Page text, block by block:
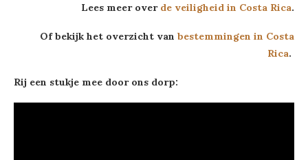
Lees meer over de veiligheid in Costa Rica.
Of bekijk het overzicht van bestemmingen in Costa
Rica.
Rij een stukje mee door ons dorp: